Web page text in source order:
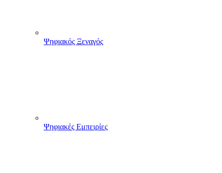
Ψηφιακός Ξεναγός
Ψηφιακές Εμπειρίες